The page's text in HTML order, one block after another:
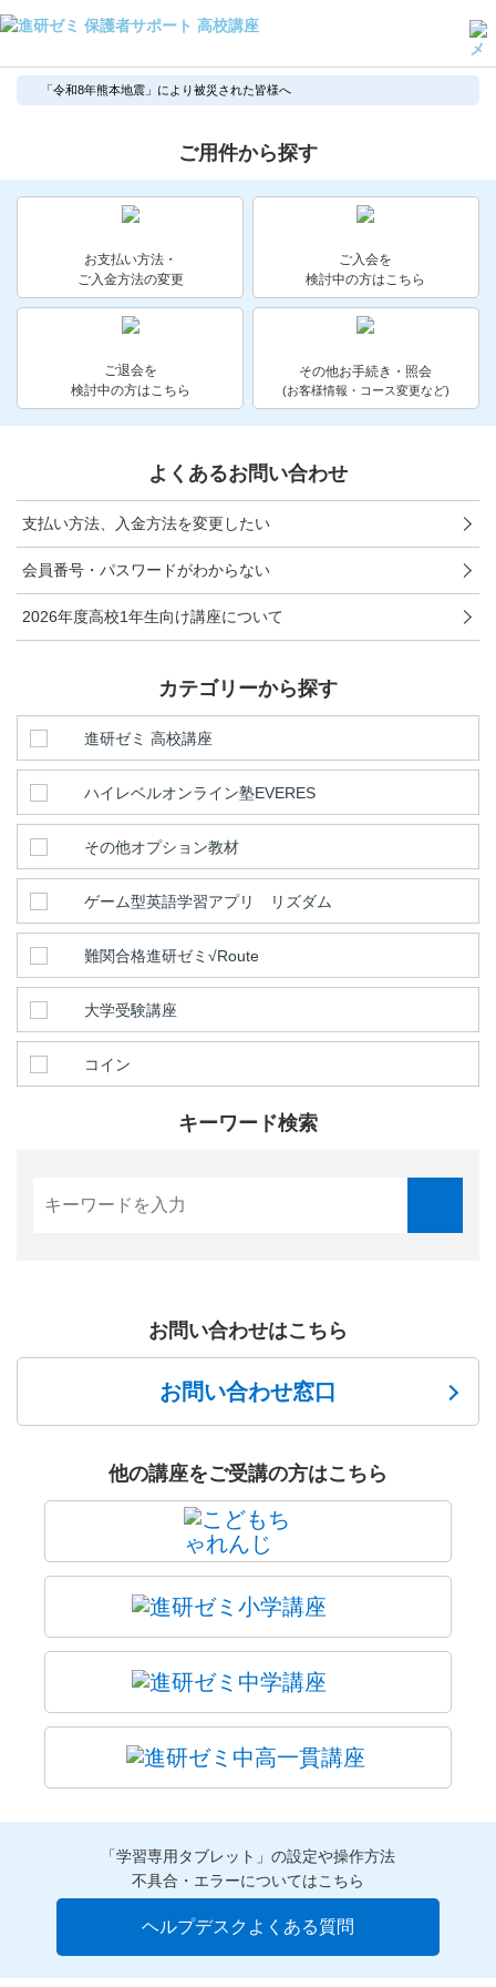
よくある質問・手続き
保護者サポート高校講座トップ
会員ページへログイン
よくある質問・お問い合わせ
お問い合わせ窓口
他の講座のよくある質問・手続きはこちら
こどもちゃれんじ
進研ゼミ 小学講座
進研ゼミ 中学講座
進研ゼミ高校講座のご紹介はこちら
会員サイトはこちら
「令和8年熊本地震」により被災された皆様へ
ご用件から探す
お支払い方法・
ご入金方法の変更
ご入会を
検討中の方はこちら
ご退会を
検討中の方はこちら
その他お手続き・照会
(お客様情報・コース変更など)
よくあるお問い合わせ
支払い方法、入金方法を変更したい
会員番号・パスワードがわからない
2026年度高校1年生向け講座について
カテゴリーから探す
進研ゼミ 高校講座
ハイレベルオンライン塾EVERES
その他オプション教材
ゲーム型英語学習アプリ リズダム
難関合格進研ゼミ√Route
大学受験講座
コイン
キーワード検索
お問い合わせはこちら
お問い合わせ窓口
他の講座をご受講の方はこちら
「学習専用タブレット」の設定や操作方法
不具合・エラーについてはこちら
ヘルプデスクよくある質問